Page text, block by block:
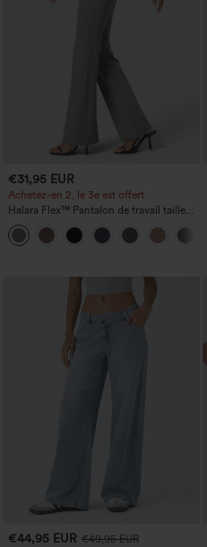
€31,95 EUR
Achetez-en 2, le 3e est offert
Halara Flex™ Pantalon de travail taille
haute avec poche latérale arrière et
légère coupe évasée
€44,95 EUR €49,95 EUR